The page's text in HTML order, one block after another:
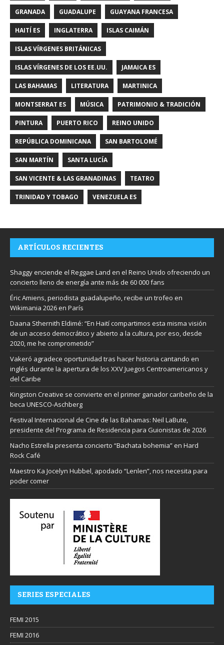
GRANADA GUADALUPE GUAYANA FRANCESA
HAITÍ ES INGLATERRA ISLAS CAIMÁN
ISLAS VÍRGENES BRITÁNICAS
ISLAS VÍRGENES DE LOS EE.UU. JAMAICA ES
LAS BAHAMAS LITERATURA MARTINICA
MONTSERRAT ES MÚSICA PATRIMONIO & TRADICIÓN
PINTURA PUERTO RICO REINO UNIDO
REPÚBLICA DOMINICANA SAN BARTOLOMÉ
SAN MARTÍN SANTA LUCÍA
SAN VICENTE & LAS GRANADINAS TEATRO
TRINIDAD Y TOBAGO VENEZUELA ES
ARTÍCULOS RECIENTES
Shaggy enciende el Reggae Land en el Reino Unido ofreciendo un
concierto lleno de energía ante más de 60 000 fans
Éric Amiens, periodista guadalupeño, recibe un trofeo en
Wikimania 2026 en París
Daana Sthernith Eldimé: “En Haití compartimos esta misma visión
de un acceso democrático y abierto a la cultura, por eso, desde
2020, me he comprometido”
Vakeró agradece oportunidad tras hacer historia cantando en
inglés durante la apertura de los XXV Juegos Centroamericanos y
del Caribe
Kingston Creative se convierte en el primer ganador caribeño de la
beca UNESCO-Aschberg
Festival Internacional de Cine de las Bahamas: Neil LaBute,
presidente del Programa de Residencia para Guionistas de 2026
Nacho Estrella presenta concierto “Bachata bohemia” en Hard
Rock Café
Maestro Ka Jocelyn Hubbel, apodado “Lenlen”, nos necesita para
poder comer
SERIES ESPECIALES
FEMI 2015
FEMI 2016